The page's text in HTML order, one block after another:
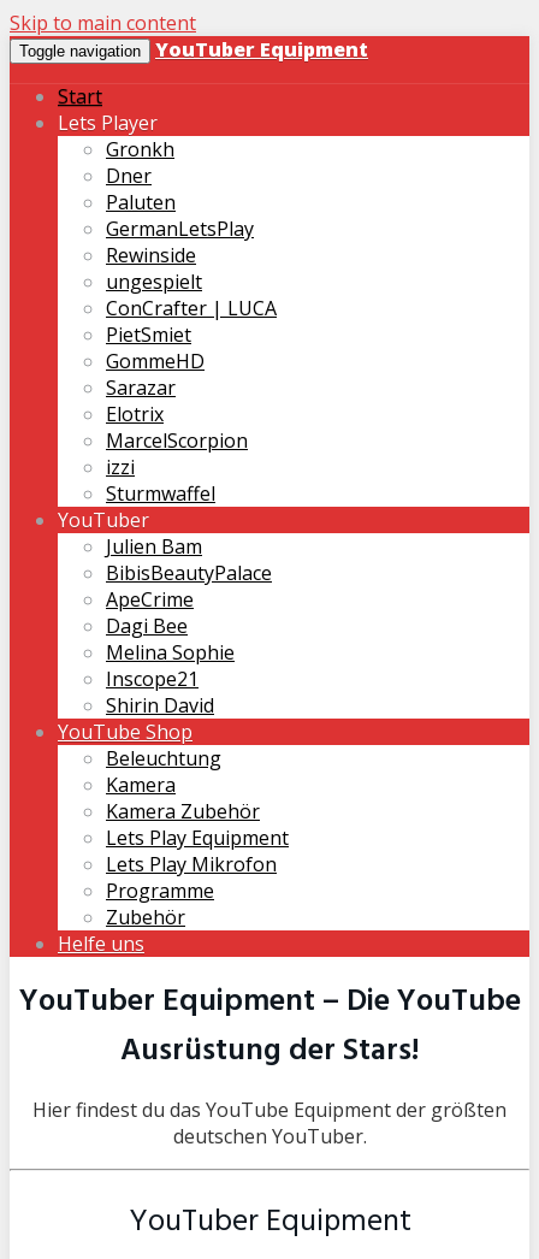
Skip to main content
Toggle navigation
YouTuber Equipment
Start
Lets Player
Gronkh
Dner
Paluten
GermanLetsPlay
Rewinside
ungespielt
ConCrafter | LUCA
PietSmiet
GommeHD
Sarazar
Elotrix
MarcelScorpion
izzi
Sturmwaffel
YouTuber
Julien Bam
BibisBeautyPalace
ApeCrime
Dagi Bee
Melina Sophie
Inscope21
Shirin David
YouTube Shop
Beleuchtung
Kamera
Kamera Zubehör
Lets Play Equipment
Lets Play Mikrofon
Programme
Zubehör
Helfe uns
YouTuber Equipment – Die YouTube
Ausrüstung der Stars!
Hier findest du das YouTube Equipment der größten
deutschen YouTuber.
YouTuber Equipment